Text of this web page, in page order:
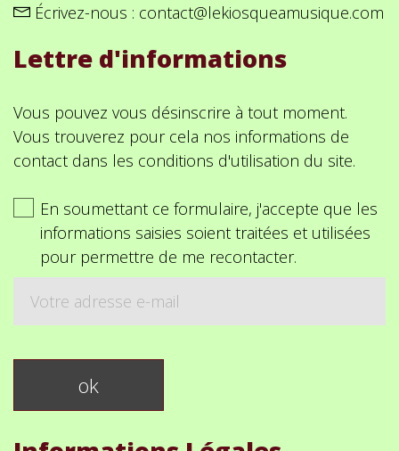
Écrivez-nous : contact@lekiosqueamusique.com
Lettre d'informations
Vous pouvez vous désinscrire à tout moment.
Vous trouverez pour cela nos informations de
contact dans les conditions d'utilisation du site.
En soumettant ce formulaire, j'accepte que les
informations saisies soient traitées et utilisées
pour permettre de me recontacter.